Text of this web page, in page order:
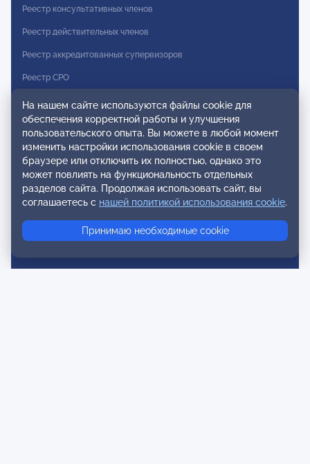
Реестр консультативных членов
Реестр действительных членов
Реестр аккредитованных супервизоров
Реестр СРО
Сертификация
Сертификация тренеров и преподавателей
Экспертиза и регистрация авторских продуктов
Мероприятия лиги
Календарь событий
Субботние конференции
На нашем сайте используются файлы cookie для
обеспечения корректной работы и улучшения
пользовательского опыта. Вы можете в любой момент
изменить настройки использования cookie в своем
браузере или отключить их полностью, однако это
может повлиять на функциональность отдельных
разделов сайта. Продолжая использовать сайт, вы
соглашаетесь с нашей политикой использования cookie.
Принимаю необходимые cookie